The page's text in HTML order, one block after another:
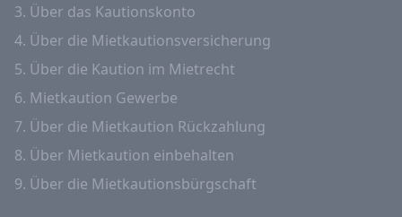
3. Über das Kautionskonto
4. Über die Mietkautionsversicherung
5. Über die Kaution im Mietrecht
6. Mietkaution Gewerbe
7. Über die Mietkaution Rückzahlung
8. Über Mietkaution einbehalten
9. Über die Mietkautionsbürgschaft